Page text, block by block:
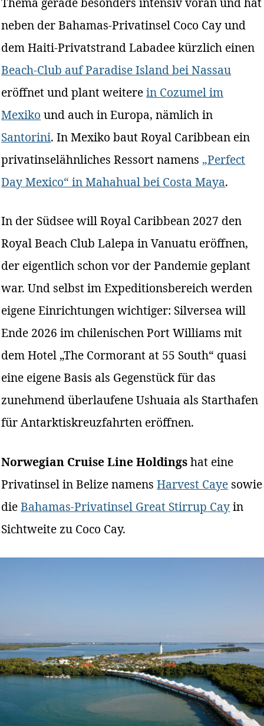
neben der Bahamas-Privatinsel Coco Cay und
dem Haiti-Privatstrand Labadee kürzlich einen
Beach-Club auf Paradise Island bei Nassau
eröffnet und plant weiterein Cozumel im
Mexiko und auch in Europa, nämlich in
Santorini. In Mexiko baut Royal Caribbean ein
privatinselähnliches Ressort namens „Perfect
Day Mexico“ in Mahahual bei Costa Maya.
In der Südsee will Royal Caribbean 2027 den
Royal Beach Club Lalepa in Vanuatu eröffnen,
der eigentlich schon vor der Pandemie geplant
war. Und selbst im Expeditionsbereich werden
eigene Einrichtungen wichtiger: Silversea will
Ende 2026 im chilenischen Port Williams mit
dem Hotel „The Cormorant at 55 South“ quasi
eine eigene Basis als Gegenstück für das
zunehmend überlaufene Ushuaia als Starthafen
für Antarktiskreuzfahrten eröffnen.
Norwegian Cruise Line Holdingshat eine
Privatinsel in Belize namensHarvest Caye sowie
dieBahamas-Privatinsel Great Stirrup Cayin
Sichtweite zu Coco Cay.